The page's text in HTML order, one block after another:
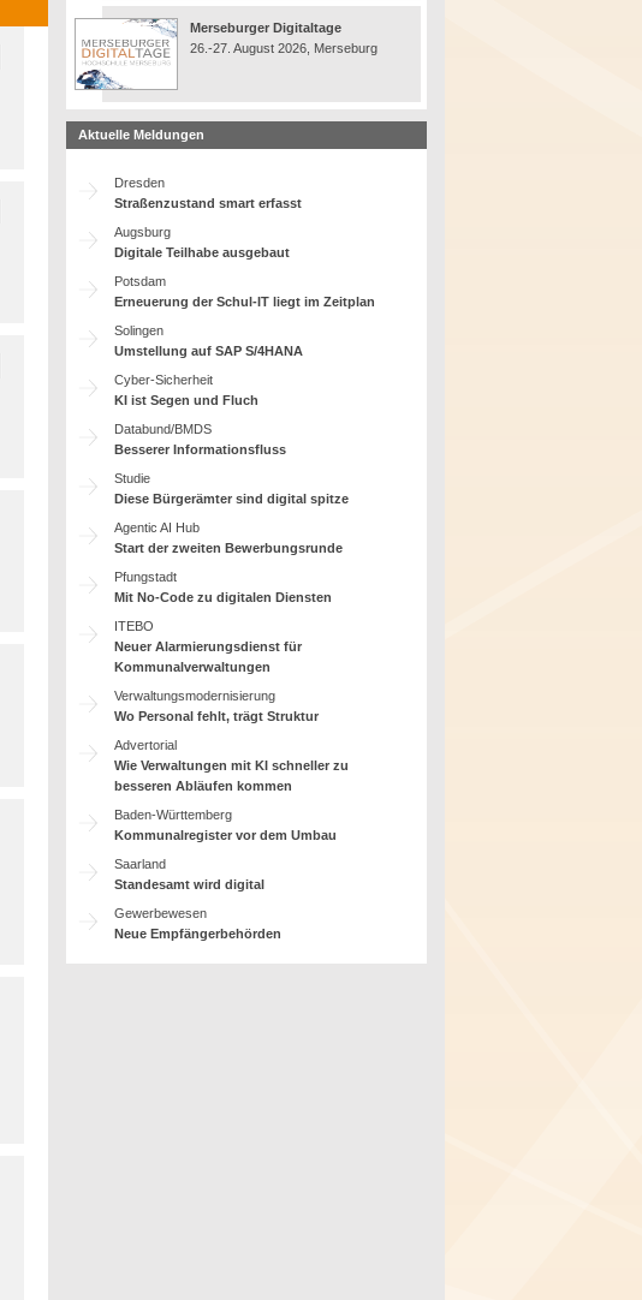
Merseburger Digitaltage
26.-27. August 2026, Merseburg
Aktuelle Meldungen
Dresden
Straßenzustand smart erfasst
Augsburg
Digitale Teilhabe ausgebaut
Potsdam
Erneuerung der Schul-IT liegt im Zeitplan
Solingen
Umstellung auf SAP S/4HANA
Cyber-Sicherheit
KI ist Segen und Fluch
Databund/BMDS
Besserer Informationsfluss
Studie
Diese Bürgerämter sind digital spitze
Agentic AI Hub
Start der zweiten Bewerbungsrunde
Pfungstadt
Mit No-Code zu digitalen Diensten
ITEBO
Neuer Alarmierungsdienst für
Kommunalverwaltungen
Verwaltungsmodernisierung
Wo Personal fehlt, trägt Struktur
Advertorial
Wie Verwaltungen mit KI schneller zu
besseren Abläufen kommen
Baden-Württemberg
Kommunalregister vor dem Umbau
Saarland
Standesamt wird digital
Gewerbewesen
Neue Empfängerbehörden